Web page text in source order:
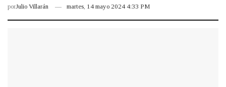
porJulio Villarán martes, 14 mayo 2024 4:33 PM